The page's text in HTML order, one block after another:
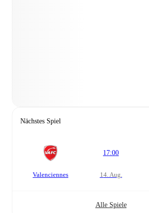
Nächstes Spiel
Valenciennes
17:00
14. Aug.
Alle Spiele